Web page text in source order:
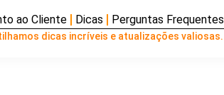
ao Cliente Dicas Perguntas Frequentes
dicas incríveis e atualizações valiosas.